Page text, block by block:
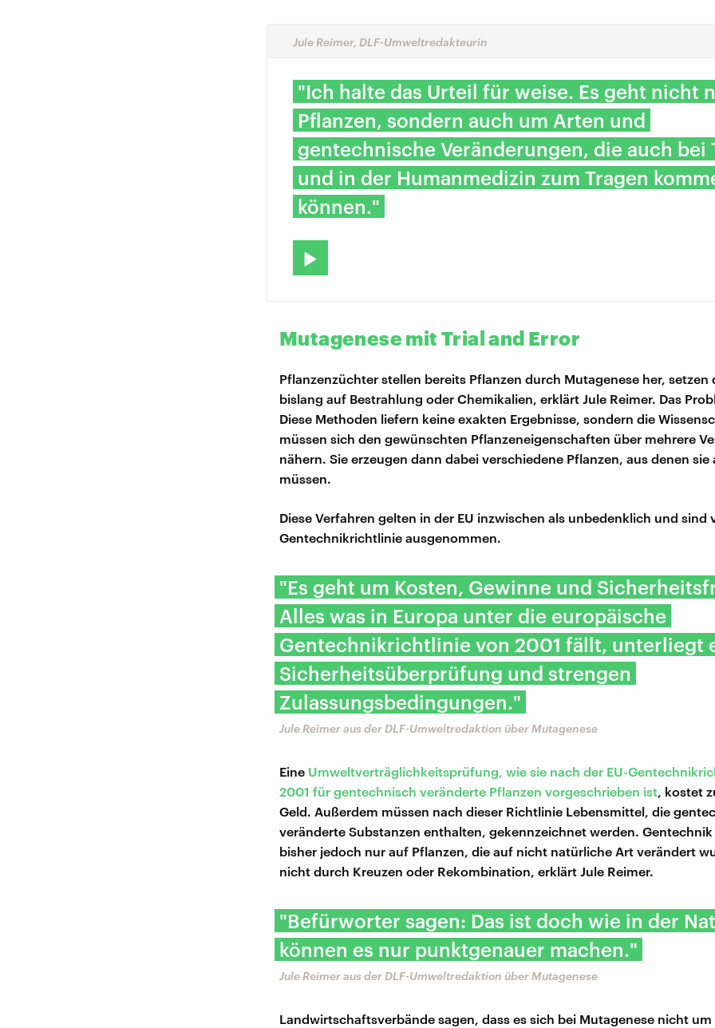
Jule Reimer, DLF-Umweltredakteurin
"Ich halte das Urteil für weise. Es geht nicht
Pflanzen, sondern auch um Arten und
gentechnische Veränderungen, die auch bei
und in der Humanmedizin zum Tragen
können."
Mutagenese mit Trial and Error
Pflanzenzüchter stellen bereits Pflanzen durch Mutagenese her, setzen
bislang auf Bestrahlung oder Chemikalien, erklärt Jule Reimer. Das
Diese Methoden liefern keine exakten Ergebnisse, sondern die
müssen sich den gewünschten Pflanzeneigenschaften über mehrere
nähern. Sie erzeugen dann dabei verschiedene Pflanzen, aus denen sie
müssen.
Diese Verfahren gelten in der EU inzwischen als unbedenklich und sind
Gentechnikrichtlinie ausgenommen.
"Es geht um Kosten, Gewinne und
Alles was in Europa unter die europäische
Gentechnikrichtlinie von 2001 fällt, unterliegt
Sicherheitsüberprüfung und strengen
Zulassungsbedingungen."
Jule Reimer aus der DLF-Umweltredaktion über Mutagenese
Eine Umweltverträglichkeitsprüfung, wie sie nach der EU-
2001 für gentechnisch veränderte Pflanzen vorgeschrieben ist, kostet
Geld. Außerdem müssen nach dieser Richtlinie Lebensmittel, die
veränderte Substanzen enthalten, gekennzeichnet werden.
bisher jedoch nur auf Pflanzen, die auf nicht natürliche Art verändert
nicht durch Kreuzen oder Rekombination, erklärt Jule Reimer.
"Befürworter sagen: Das ist doch wie in der
können es nur punktgenauer machen."
Jule Reimer aus der DLF-Umweltredaktion über Mutagenese
Landwirtschaftsverbände sagen, dass es sich bei Mutagenese nicht